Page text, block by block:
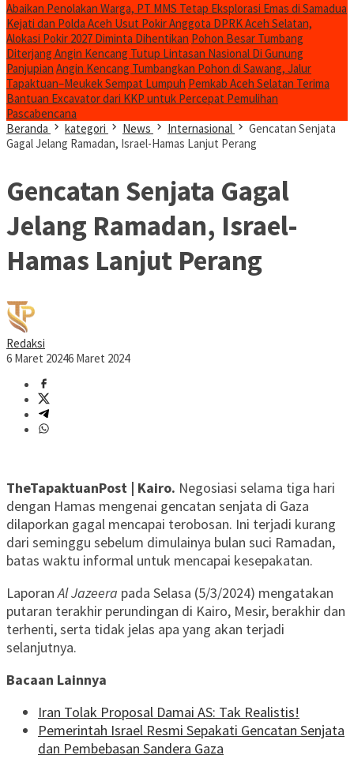
Abaikan Penolakan Warga, PT MMS Tetap Eksplorasi Emas di Samadua
Kejati dan Polda Aceh Usut Pokir Anggota DPRK Aceh Selatan,
Alokasi Pokir 2027 Diminta Dihentikan Pohon Besar Tumbang
Diterjang Angin Kencang Tutup Lintasan Nasional Di Gunung
Panjupian Angin Kencang Tumbangkan Pohon di Sawang, Jalur
Tapaktuan–Meukek Sempat Lumpuh Pemkab Aceh Selatan Terima
Bantuan Excavator dari KKP untuk Percepat Pemulihan
Pascabencana
Beranda
kategori News Internasional
Gencatan Senjata
Gagal Jelang Ramadan, Israel-Hamas Lanjut Perang
Gencatan Senjata Gagal
Jelang Ramadan, Israel-
Hamas Lanjut Perang
Redaksi
6 Maret 20246 Maret 2024
TheTapaktuanPost | Kairo. Negosiasi selama tiga hari
dengan Hamas mengenai gencatan senjata di Gaza
dilaporkan gagal mencapai terobosan. Ini terjadi kurang
dari seminggu sebelum dimulainya bulan suci Ramadan,
batas waktu informal untuk mencapai kesepakatan.
LaporanAl Jazeera pada Selasa (5/3/2024) mengatakan
putaran terakhir perundingan di Kairo, Mesir, berakhir dan
terhenti, serta tidak jelas apa yang akan terjadi
selanjutnya.
Bacaan Lainnya
Iran Tolak Proposal Damai AS: Tak Realistis!
Pemerintah Israel Resmi Sepakati Gencatan Senjata
dan Pembebasan Sandera Gaza